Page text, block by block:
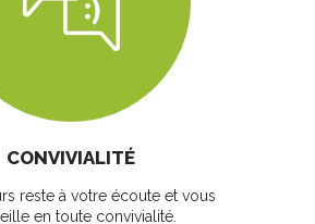
CONVIVIALITÉ
reste à votre écoute et vous
en toute convivialité.